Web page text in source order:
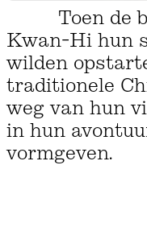
Toen de
Kwan-Hi hun
wilden
traditionele
weg van hun
in hun
vormgeven.